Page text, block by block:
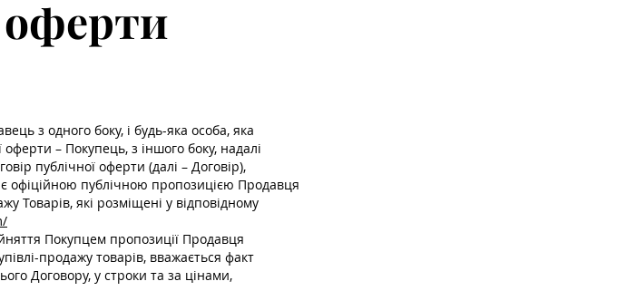
оферти
з одного боку, і будь-яка особа, яка
– Покупець, з іншого боку, надалі
публічної оферти (далі – Договір),
офіційною публічною пропозицією Продавця
Товарів, які розміщені у відповідному
Покупцем пропозиції Продавця
продажу товарів, вважається факт
Договору, у строки та за цінами,